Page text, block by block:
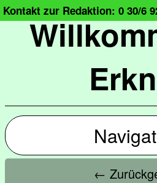
Kontakt zur Redaktion: 0 30/6
←